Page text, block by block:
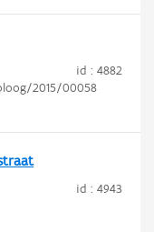
id : 4882
2015/00058
id : 4943